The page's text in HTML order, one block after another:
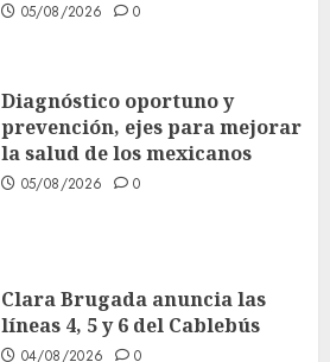
05/08/2026 0
Diagnóstico oportuno y
prevención, ejes para mejorar
la salud de los mexicanos
05/08/2026 0
Clara Brugada anuncia las
líneas 4, 5 y 6 del Cablebús
04/08/2026 0